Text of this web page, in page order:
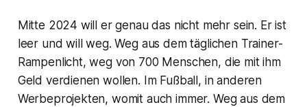
Mitte 2024 will er genau das nicht mehr sein. Er ist
leer und will weg. Weg aus dem täglichen Trainer-
Rampenlicht, weg von 700 Menschen, die mit ihm
Geld verdienen wollen. Im Fußball, in anderen
Werbeprojekten, womit auch immer. Weg aus dem